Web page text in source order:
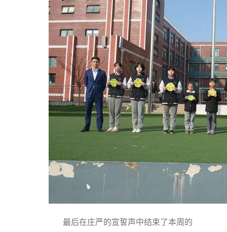
最后在庄严的宣誓声中结束了本周的